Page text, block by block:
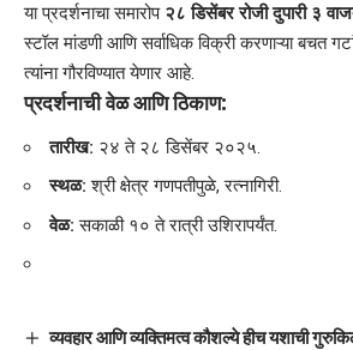
​या प्रदर्शनाचा समारोप २८ डिसेंबर रोजी दुपारी ३
स्टॉल मांडणी आणि सर्वाधिक विक्री करणाऱ्या बचत
त्यांना गौरविण्यात येणार आहे.
प्रदर्शनाची वेळ आणि ठिकाण:
तारीख: २४ ते २८ डिसेंबर २०२५.
स्थळ: श्री क्षेत्र गणपतीपुळे, रत्नागिरी.
वेळ: सकाळी १० ते रात्री उशिरापर्यंत.
व्यवहार आणि व्यक्तिमत्व कौशल्ये हीच यशाची